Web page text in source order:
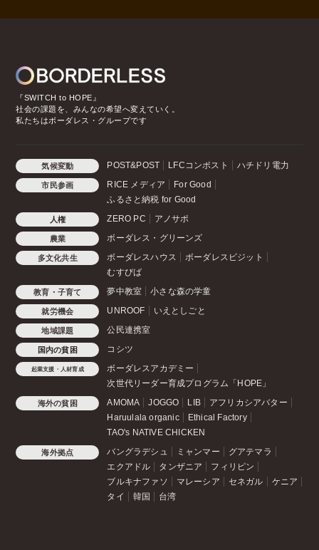
『SWITCH to HOPE』
社会の課題を、みんなの希望へ変えていく。
私たちはボーダレス・グループです
気候変動 POST&POST LFCコンポスト ハチドリ電力
市民参画 RICE メディア
For Good
ふるさと納税 for Good
人権 ZERO PC アノサポ
農業 ボーダレス・グリーンズ
多文化共生 ボーダレスハウス
ボーダレスビジット
むすびば
教育・子育て 夢中教室 小さな森の学童
就労機会 UNROOF いえとしごと
地域課題 公民連携室
国内の貧困 コシツ
起業支援・人材育成
ボーダレスアカデミー
次世代リーダー育成プログラム「HOPE」
海外の貧困 AMOMA JOGGO LIB
アフリカシアバター
Haruulala organic
Ethical Factory
TAO's NATIVE CHICKEN
海外拠点 バングラデシュ ミャンマー
グアテマラ
エクアドル
タンザニア
フィリピン
ブルキナファソ
マレーシア セネガル
ケニア
タイ
韓国 台湾